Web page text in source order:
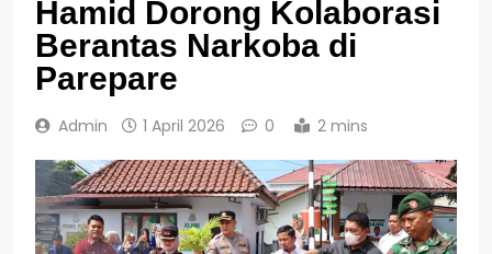
Hamid Dorong Kolaborasi
Berantas Narkoba di
Parepare
Admin 1 April 2026 0 2 mins